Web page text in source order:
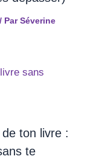
ParSéverine
ton livre :
te